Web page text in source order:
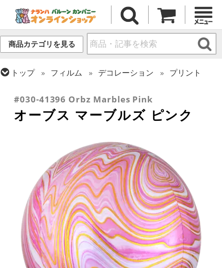
商品カテゴリを見る
トップ フィルム デコレーション
プリント
#030-41396 Orbz Marbles Pink
オーブス マーブルズ ピンク